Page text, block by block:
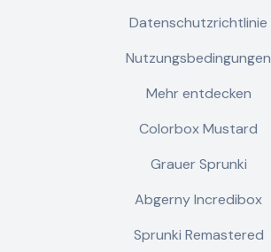
Datenschutzrichtlinie
Nutzungsbedingungen
Mehr entdecken
Colorbox Mustard
Grauer Sprunki
Abgerny Incredibox
Sprunki Remastered